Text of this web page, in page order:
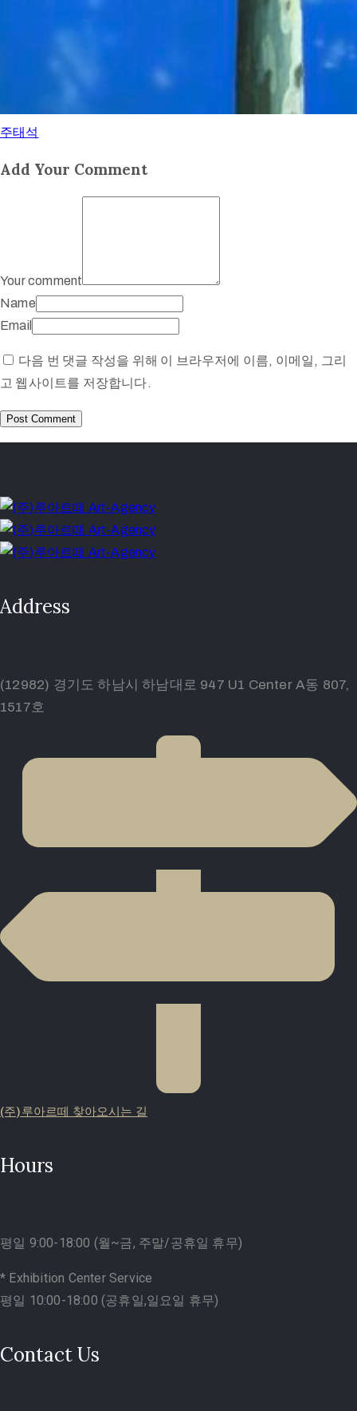
주태석
Add Your Comment
Your comment
Name
Email
다음 번 댓글 작성을 위해 이 브라우저에 이름, 이메일, 그리
고 웹사이트를 저장합니다.
Address
(12982) 경기도 하남시 하남대로 947 U1 Center A동 807,
1517호
(주)루아르떼 찾아오시는 길
Hours
평일 9:00-18:00 (월~금, 주말/공휴일 휴무)
* Exhibition Center Service
평일 10:00-18:00 (공휴일,일요일 휴무)
Contact Us